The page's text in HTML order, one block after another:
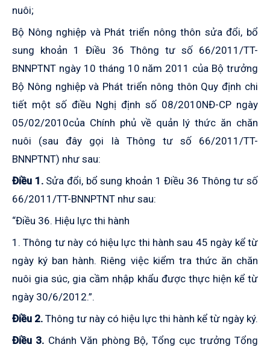
nuôi;
Bộ Nông nghiệp và Phát triển nông thôn sửa đổi, bổ
sung khoản 1 Điều 36 Thông tư số 66/2011/TT-
BNNPTNT ngày 10 tháng 10 năm 2011 của Bộ trưởng
Bộ Nông nghiệp và Phát triển nông thôn Quy định chi
tiết một số điều Nghị định số 08/2010NĐ-CP ngày
05/02/2010của Chính phủ về quản lý thức ăn chăn
nuôi (sau đây gọi là Thông tư số 66/2011/TT-
BNNPTNT) như sau:
Điều 1. Sửa đổi, bổ sung khoản 1 Điều 36 Thông tưsố
66/2011/TT-BNNPTNT như sau:
“Điều 36. Hiệu lực thi hành
1. Thông tư này có hiệu lực thi hành sau 45 ngày kể từ
ngày ký ban hành. Riêng việc kiểm tra thức ăn chăn
nuôi gia súc, gia cầm nhập khẩu được thực hiện kể từ
ngày 30/6/2012.”.
Điều 2. Thông tư này có hiệu lực thi hành kể từ ngày ký.
Điều 3. Chánh Văn phòng Bộ, Tổng cục trưởng Tổng